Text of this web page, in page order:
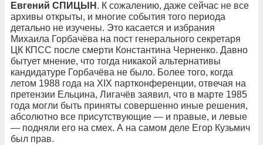
Евгений СПИЦЫН . К сожалению, даже сейчас не все
архивы открыты, и многие события того периода
детально не изучены. Это касается и избрания
Михаила Горбачёва на пост генерального секретаря
ЦК КПСС после смерти Константина Черненко. Давно
бытует мнение, что тогда никакой альтернативы
кандидатуре Горбачёва не было. Более того, когда
летом 1988 года на XIX партконференции, отвечая на
претензии Ельцина, Лигачёв заявил, что в марте 1985
года могли быть приняты совершенно иные решения,
абсолютно все присутствующие — и правые, и левые
— подняли его на смех. А на самом деле Егор Кузьмич
был прав.